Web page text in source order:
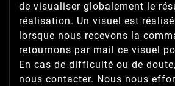
de visualiser globalement le
réalisation. Un visuel est
lorsque nous recevons la
retournons par mail ce visuel
En cas de difficulté ou de
nous contacter. Nous nous